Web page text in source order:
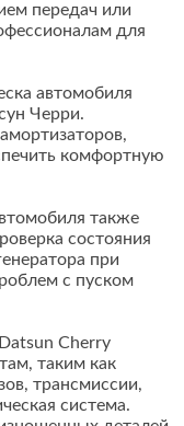
передач или
для
автомобиля
Черри.
комфортную
также
состояния
при
с пуском
Cherry
таким как
трансмиссии,
система.